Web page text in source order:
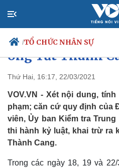
/TỔ CHỨC NHÂN SỰ
Chính trị
Đảng
Tổ chức nhân sự
Quốc hội
Nhận diện sự thật
Đề nghị Ban Bí
ông Tất Thành
Thứ Hai, 16:17, 22/03/2021
VOV.VN - Xét nội dung,
phạm; căn cứ quy định của
viên, Ủy ban Kiểm tra
thi hành kỷ luật, khai trừ ra
Thành Cang.
Trong các ngày 18, 19 và